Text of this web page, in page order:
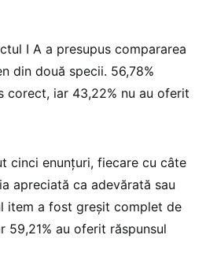
I A a presupus compararea
din două specii. 56,78%
corect, iar 43,22% nu au oferit
cinci enunțuri, fiecare cu câte
apreciată ca adevărată sau
item a fost greșit complet de
59,21% au oferit răspunsul